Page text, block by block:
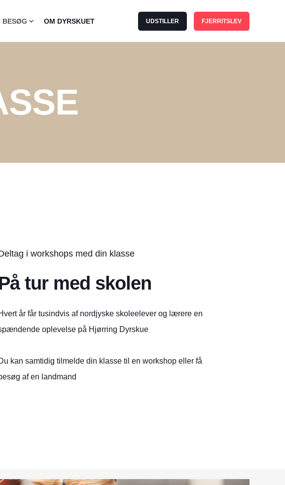
BESØG OM DYRSKUET UDSTILLER FJERRITSLEV
i workshops med din klasse
tur med skolen
år får tusindvis af nordjyske skoleelever og lærere en
oplevelse på Hjørring Dyrskue
kan samtidig tilmelde din klasse til en workshop eller få
af en landmand